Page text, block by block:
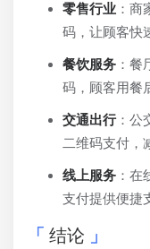
零售行业 ：
码，让顾客快
餐饮服务 ：
码，顾客用餐
交通出行：公
二维码支付，
线上服务 ：
支付提供便捷
结论